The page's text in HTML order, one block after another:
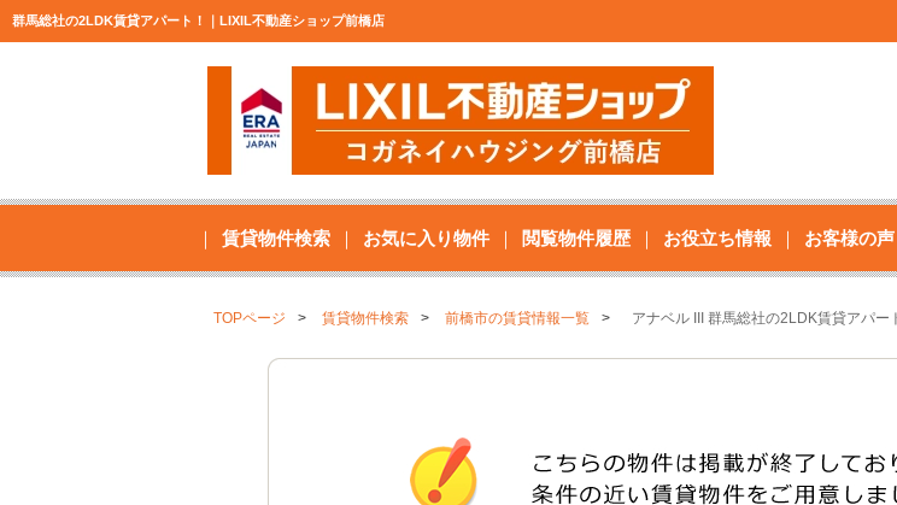
群馬総社の2LDK賃貸アパート！｜LIXIL不動産ショップ前橋店
賃貸物件検索 お気に入り物件 閲覧物件履歴 お役立ち情報 お客様の声
TOPページ 賃貸物件検索 前橋市の賃貸情報一覧 アナベル III 群馬総社の2LDK賃貸アパー